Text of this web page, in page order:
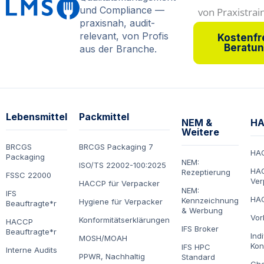
LMHV § 4
Hast du keine gastronomische
Lebensmittelhygiene nach
LMHV § 4.
Zur Schulung
VO 852
Mache jetzt deine jährliche
Zur Schulung
Allerg
ene
welche
für Allergiker
gefährlich
sind.
Zur
hrung
IfSG § 42,
24 Monate
25 Minuten.
Zur Schulung
chutz
Schützen Sie sich
und Compliance —
praxisnah, audit-
relevant, von Profis
aus der Branche.
Lebensmittel
BRCGS
Packaging
FSSC 22000
IFS
Beauftragte*r
HACCP
Beauftragte*r
Interne Audits
Packmittel
BRCGS Packaging 7
ISO/TS 22002-100:2025
HACCP für Verpacker
Hygiene für Verpacker
Konformitätserklärungen
MOSH/MOAH
PPWR, Nachhaltig
NEM &
Weitere
NEM:
Rezeptierung
NEM:
Kennzeichnung
& Werbung
IFS Broker
IFS HPC
Standard